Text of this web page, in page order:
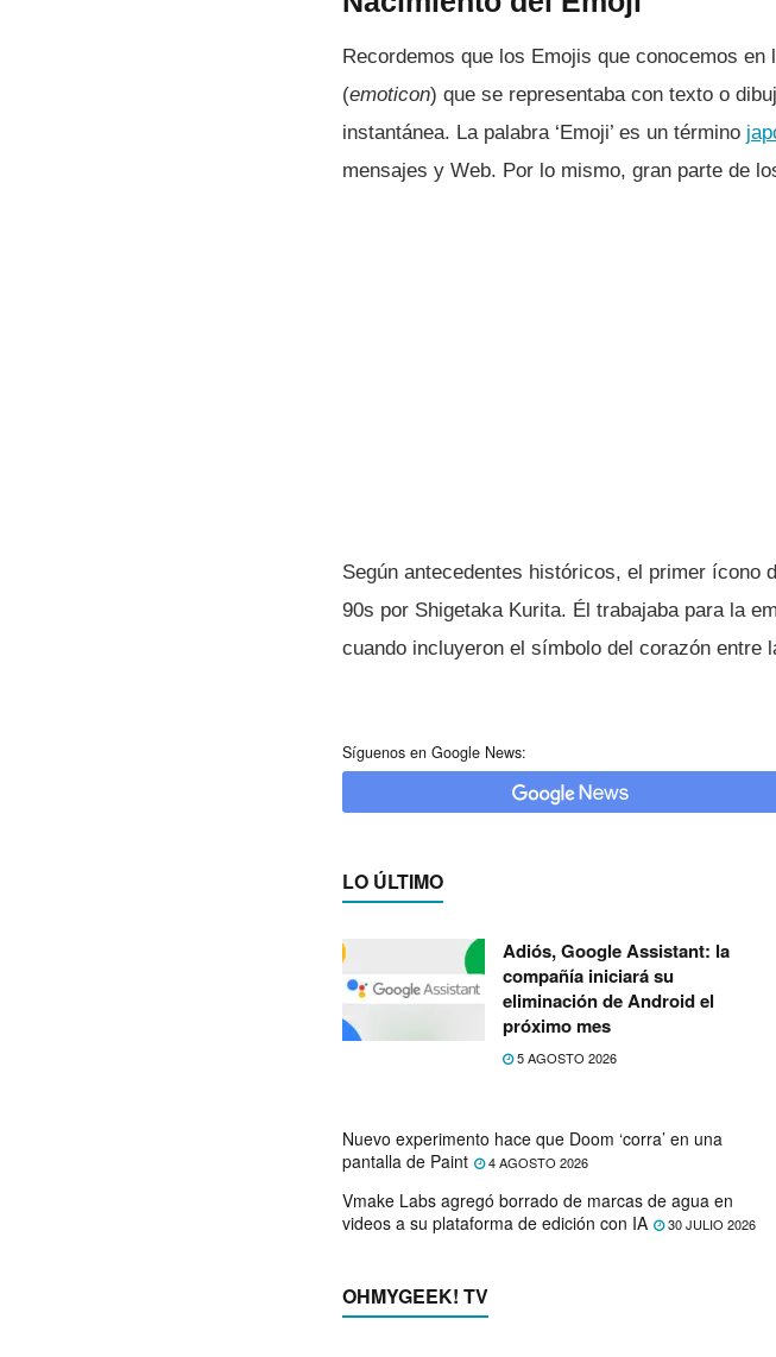
Recordemos que los Emojis que conocemos en
(emoticon) que se representaba con texto o
instantánea. La palabra ‘Emoji’ es un término
mensajes y Web. Por lo mismo, gran parte de
Según antecedentes históricos, el primer í­cono
90s por Shigetaka Kurita. Él trabajaba para la
cuando incluyeron el sí­mbolo del corazón entre
Síguenos en Google News:
LO ÚLTIMO
Adiós, Google Assistant: la
compañía iniciará su
eliminación de Android el
próximo mes
5 AGOSTO 2026
Nuevo experimento hace que Doom ‘corra’ en una
pantalla de Paint
4 AGOSTO 2026
Vmake Labs agregó borrado de marcas de agua en
videos a su plataforma de edición con IA
30 JULIO 2026
OHMYGEEK! TV